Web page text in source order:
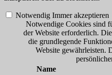
Notwendig Immer akzeptieren
Notwendige Cookies sind
der Website erforderlich.
die grundlegende
Website gewährleisten.
Name